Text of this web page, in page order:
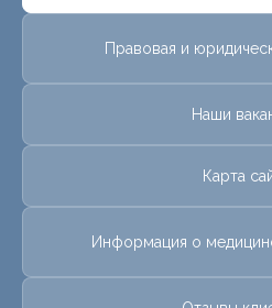
Правовая и
Наши
Карта
Информация о